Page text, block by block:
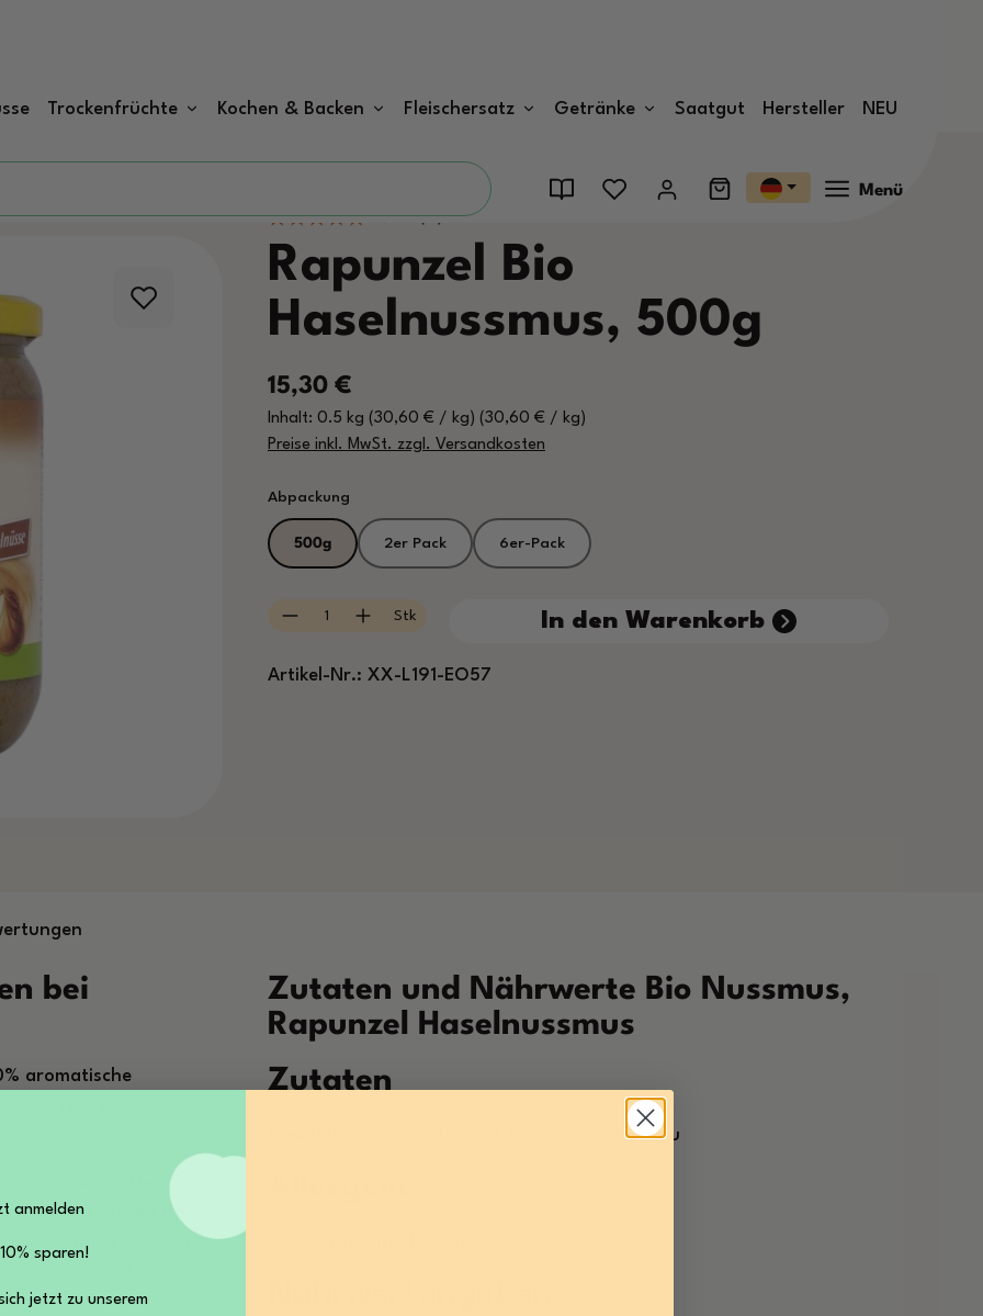
Trockenfrüchte Kochen & Backen Fleischersatz Getränke Saatgut Hersteller NEU
Menü
Rapunzel Bio
Haselnussmus, 500g
Regulärer Preis:
15,30 €
Inhalt: 0.5 kg (30,60 € / kg) (30,60 € / kg)
Preise inkl. MwSt. zzgl. Versandkosten
Abpackung
500g 2er Pack 6er-Pack
Produkt Anzahl: Gib den gewünschten Wert ein oder benutze
Stk In den Warenkorb
Artikel-Nr.: XX-L191-EO57
bei
aromatische
sorgen für
denn erst durch
für leckere
Zutaten und Nährwerte Bio Nussmus,
Rapunzel Haselnussmus
Zutaten
aus kontrolliert biologischem Anbau
anmelden
sparen!
jetzt zu unserem